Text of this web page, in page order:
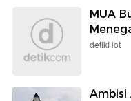
MUA
detikHot
Ambisi